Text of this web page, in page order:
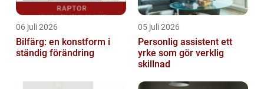
06 juli 2026
Bilfärg: en konstform i
ständig förändring
05 juli 2026
Personlig assistent ett
yrke som gör verklig
skillnad